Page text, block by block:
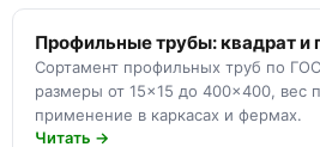
Профильные трубы: квадрат и
Сортамент профильных труб по
размеры от 15×15 до 400×400, вес
применение в каркасах и фермах.
Читать →